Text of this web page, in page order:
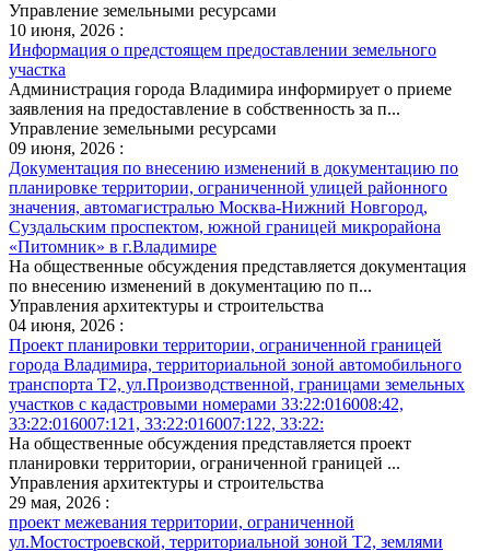
Управление земельными ресурсами
10 июня, 2026 :
Информация о предстоящем предоставлении земельного
участка
Администрация города Владимира информирует о приеме
заявления на предоставление в собственность за п...
Управление земельными ресурсами
09 июня, 2026 :
Документация по внесению изменений в документацию по
планировке территории, ограниченной улицей районного
значения, автомагистралью Москва-Нижний Новгород,
Суздальским проспектом, южной границей микрорайона
«Питомник» в г.Владимире
На общественные обсуждения представляется документация
по внесению изменений в документацию по п...
Управления архитектуры и строительства
04 июня, 2026 :
Проект планировки территории, ограниченной границей
города Владимира, территориальной зоной автомобильного
транспорта Т2, ул.Производственной, границами земельных
участков с кадастровыми номерами 33:22:016008:42,
33:22:016007:121, 33:22:016007:122, 33:22:
На общественные обсуждения представляется проект
планировки территории, ограниченной границей ...
Управления архитектуры и строительства
29 мая, 2026 :
проект межевания территории, ограниченной
ул.Мостостроевской, территориальной зоной Т2, землями